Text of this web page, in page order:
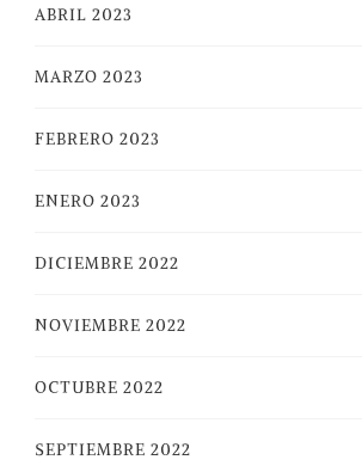
ABRIL 2023
MARZO 2023
FEBRERO 2023
ENERO 2023
DICIEMBRE 2022
NOVIEMBRE 2022
OCTUBRE 2022
SEPTIEMBRE 2022